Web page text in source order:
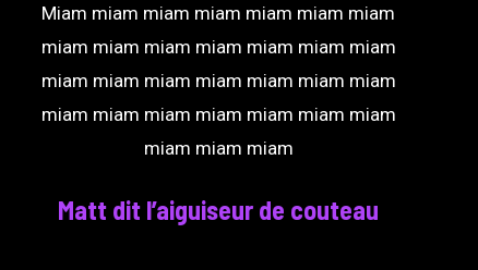
Miam miam miam miam miam miam miam
miam miam miam miam miam miam miam
miam miam miam miam miam miam miam
miam miam miam miam miam miam miam
miam miam miam
Matt dit l’aiguiseur de couteau